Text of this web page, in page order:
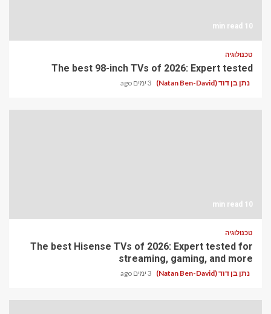
10 min read
טכנולוגיה
The best 98-inch TVs of 2026: Expert tested
נתן בן דוד (Natan Ben-David) 3 ימים ago
10 min read
טכנולוגיה
The best Hisense TVs of 2026: Expert tested for
streaming, gaming, and more
נתן בן דוד (Natan Ben-David) 3 ימים ago